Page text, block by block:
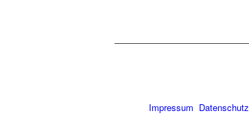
Impressum Datenschutz